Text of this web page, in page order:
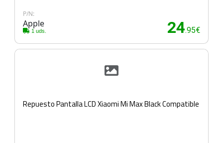
P/N:
Apple
1 uds. 24.95€
Repuesto Pantalla LCD Xiaomi Mi Max Black Compatible